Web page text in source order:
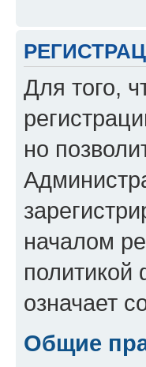
Для того,
но
началом
означает
Общие